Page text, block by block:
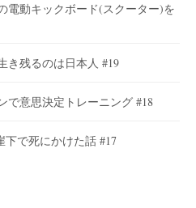
電動キックボード(スクーター)を
き残るのは日本人 #19
で意思決定トレーニング #18
下で死にかけた話 #17